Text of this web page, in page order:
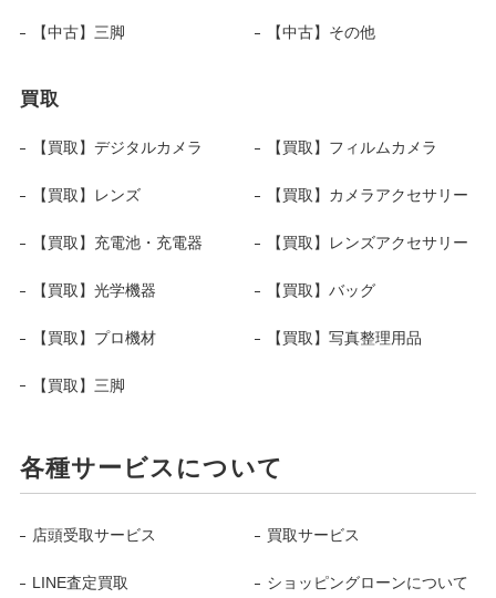
【中古】三脚 【中古】その他
買取
【買取】デジタルカメラ 【買取】フィルムカメラ
【買取】レンズ 【買取】カメラアクセサリー
【買取】充電池・充電器 【買取】レンズアクセサリー
【買取】光学機器 【買取】バッグ
【買取】プロ機材 【買取】写真整理用品
【買取】三脚
各種サービスについて
店頭受取サービス 買取サービス
LINE査定買取 ショッピングローンについて